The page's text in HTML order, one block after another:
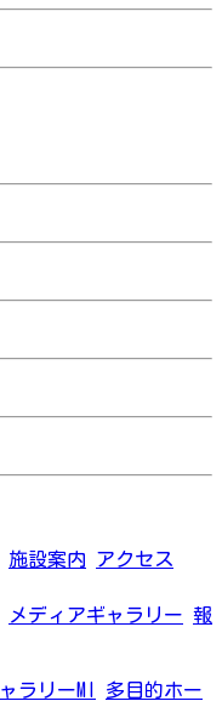
施設案内 アクセス
メディアギャラリー 報
ラリーMI
多目的ホー